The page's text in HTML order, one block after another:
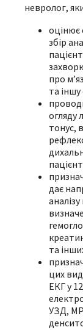
невролог,
оцінює
збір
про
та
огляду
тонус,
дає
та
цих
ЕКГ у
УЗД,